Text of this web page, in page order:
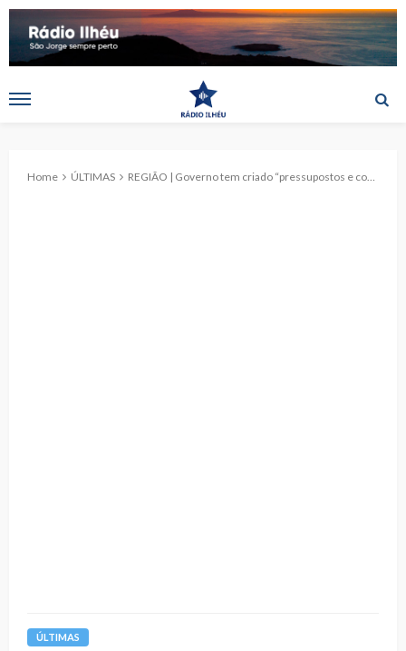
Home ÚLTIMAS REGIÃO | Governo tem criado “pressupostos e condições” para maior adesão a veículos elétricos, realça José Manuel Bolieiro
ÚLTIMAS